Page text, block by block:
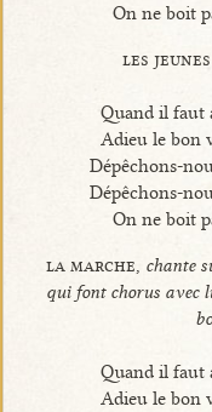
On ne boit
les
Quand il faut
Adieu le bon
Dépêchons-
Dépêchons-
On ne boit
la marche, chante
qui font chorus avec
Quand il faut
Adieu le bon